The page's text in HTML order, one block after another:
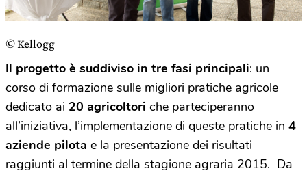
© Kellogg
Il progetto è suddiviso in tre fasi principali: un
corso di formazione sulle migliori pratiche agricole
dedicato ai 20 agricoltori che parteciperanno
all’iniziativa, l’implementazione di queste pratiche in 4
aziende pilota e la presentazione dei risultati
raggiunti al termine della stagione agraria 2015. Da